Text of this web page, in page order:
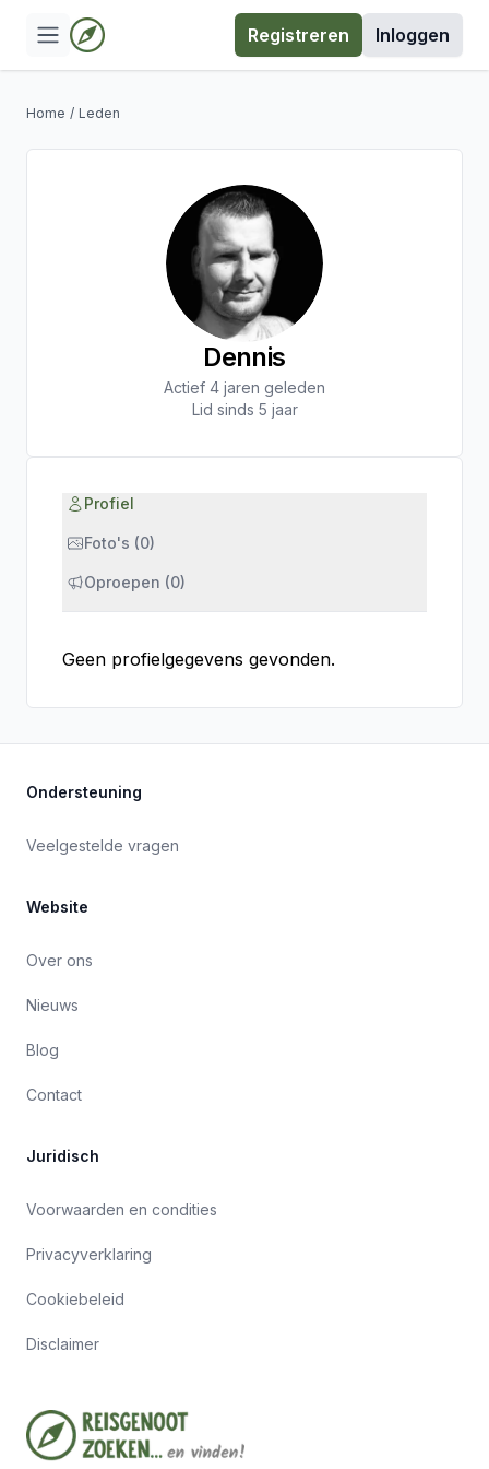
Registreren Inloggen
Home / Leden
Dennis
Actief 4 jaren geleden
Lid sinds 5 jaar
Profiel
Foto's (0)
Oproepen (0)
Geen profielgegevens gevonden.
Ondersteuning
Veelgestelde vragen
Website
Over ons
Nieuws
Blog
Contact
Juridisch
Voorwaarden en condities
Privacyverklaring
Cookiebeleid
Disclaimer